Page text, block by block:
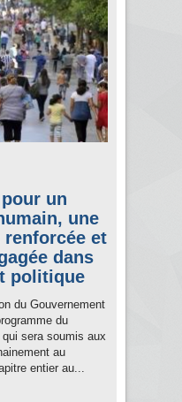
un
une
et
dans
politique
du Gouvernement
du
sera soumis aux
au
entier au...